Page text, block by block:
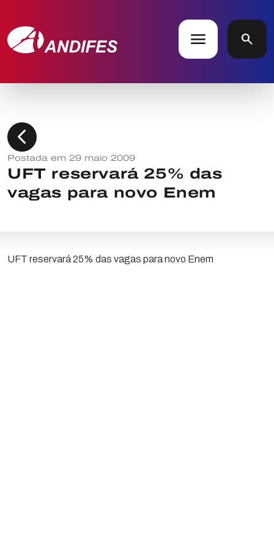
menu search
chevron_left
Postada em 29 maio 2009
UFT reservará 25% das
vagas para novo Enem
UFT reservará 25% das vagas para novo Enem